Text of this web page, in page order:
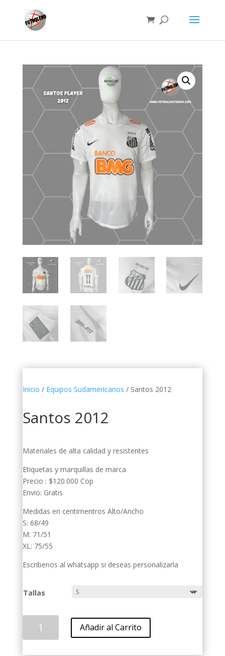
Inicio / Equipos Sudamericanos / Santos 2012
Santos 2012
Materiales de alta calidad y resistentes
Etiquetas y marquillas de marca
Precio : $120.000 Cop
Envio: Gratis
Medidas en centimentros Alto/Ancho
S: 68/49
M: 71/51
XL: 75/55
Escribenos al whatsapp si deseas personalizarla
Tallas
Añadir al Carrito